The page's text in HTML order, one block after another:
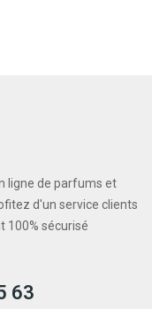
ligne de parfums et
d'un service clients
100% sécurisé
63